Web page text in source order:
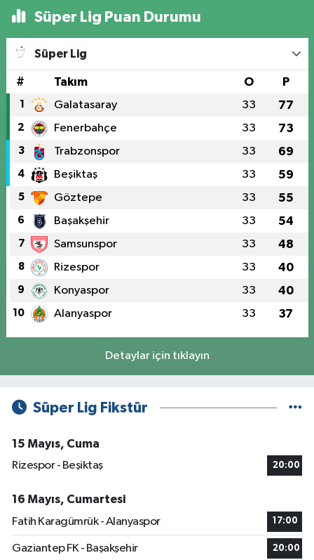
Süper Lig Puan Durumu
Süper Lig
# Takım O P
1 Galatasaray 33 77
2 Fenerbahçe 33 73
3 Trabzonspor 33 69
4 Beşiktaş 33 59
5 Göztepe 33 55
6 Başakşehir 33 54
7 Samsunspor 33 48
8 Rizespor 33 40
9 Konyaspor 33 40
10 Alanyaspor 33 37
Detaylar için tıklayın
Süper Lig Fikstür
15 Mayıs, Cuma
Rizespor - Beşiktaş
20:00
16 Mayıs, Cumartesi
Fatih Karagümrük - Alanyaspor
17:00
Gaziantep FK - Başakşehir 20:00